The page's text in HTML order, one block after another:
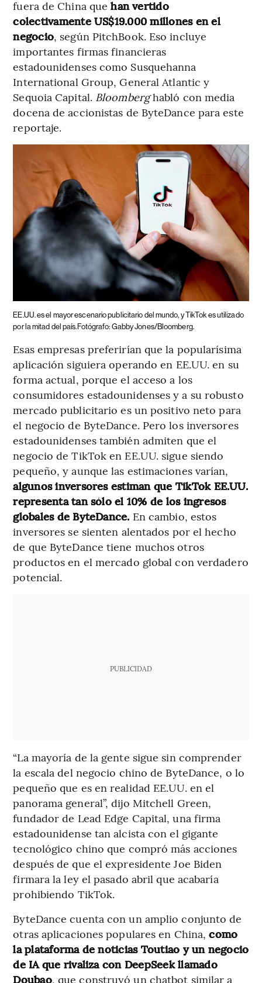
fuera de China quehan vertido
colectivamente US$19.000 millones en el
negocio, según PitchBook. Eso incluye
importantes firmas financieras
estadounidenses como Susquehanna
International Group, General Atlantic y
Sequoia Capital. Bloomberghabló con media
docena de accionistas de ByteDance para este
reportaje.
EE.UU. es el mayor escenario publicitario del mundo, y TikTok es utilizado
por la mitad del país.Fotógrafo: Gabby Jones/Bloomberg.
Esas empresas preferirían que la popularísima
aplicación siguiera operando en EE.UU. en su
forma actual, porque el acceso a los
consumidores estadounidenses y a su robusto
mercado publicitario es un positivo neto para
el negocio de ByteDance. Pero los inversores
estadounidenses también admiten que el
negocio de TikTok en EE.UU. sigue siendo
pequeño, y aunque las estimaciones varían,
algunos inversores estiman que TikTok EE.UU.
representa tan sólo el 10% de los ingresos
globales de ByteDance. En cambio, estos
inversores se sienten alentados por el hecho
de que ByteDance tiene muchos otros
productos en el mercado global con verdadero
potencial.
PUBLICIDAD
“La mayoría de la gente sigue sin comprender
la escala del negocio chino de ByteDance, o lo
pequeño que es en realidad EE.UU. en el
panorama general”, dijo Mitchell Green,
fundador de Lead Edge Capital, una firma
estadounidense tan alcista con el gigante
tecnológico chino que compró más acciones
después de que el expresidente Joe Biden
firmara la ley el pasado abril que acabaría
prohibiendo TikTok.
ByteDance cuenta con un amplio conjunto de
otras aplicaciones populares en China, como
la plataforma de noticias Toutiao y un negocio
de IA que rivaliza con DeepSeek llamado
Doubao, que construyó un chatbot similar a